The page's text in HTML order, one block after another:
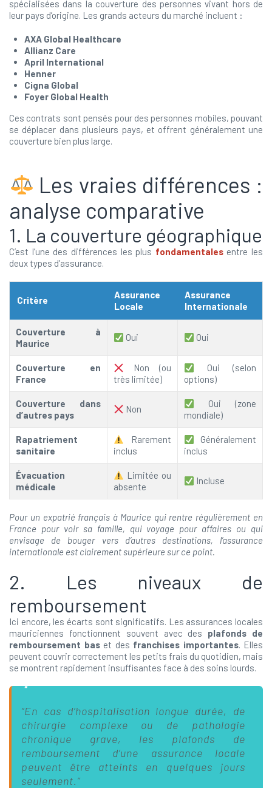
spécialisées dans la couverture des personnes vivant hors de
leur pays d’origine. Les grands acteurs du marché incluent :
AXA Global Healthcare
Allianz Care
April International
Henner
Cigna Global
Foyer Global Health
Ces contrats sont pensés pour des personnes mobiles, pouvant
se déplacer dans plusieurs pays, et offrent généralement une
couverture bien plus large.
Les vraies différences :
analyse comparative
1. La couverture géographique
C’est l’une des différences les plus fondamentalesentre les
deux types d’assurance.
Critère
Assurance
Locale
Assurance
Internationale
Couverture à
Maurice
Oui Oui
Couverture en
France
Non (ou
très limitée)
Oui (selon
options)
Couverture dans
d’autres pays
Non
Oui (zone
mondiale)
Rapatriement
sanitaire
Rarement
inclus
Généralement
inclus
Évacuation
médicale
Limitée ou
absente
Incluse
Pour un expatrié français à Maurice qui rentre régulièrement en
France pour voir sa famille, qui voyage pour affaires ou qui
envisage de bouger vers d’autres destinations, l’assurance
internationale est clairement supérieure sur ce point.
2. Les niveaux de
remboursement
Ici encore, les écarts sont significatifs. Les assurances locales
mauriciennes fonctionnent souvent avec des plafonds de
remboursement baset des franchises importantes. Elles
peuvent couvrir correctement les petits frais du quotidien, mais
se montrent rapidement insuffisantes face à des soins lourds.
“En cas d’hospitalisation longue durée, de
chirurgie complexe ou de pathologie
chronique grave, les plafonds de
remboursement d’une assurance locale
peuvent être atteints en quelques jours
seulement.”